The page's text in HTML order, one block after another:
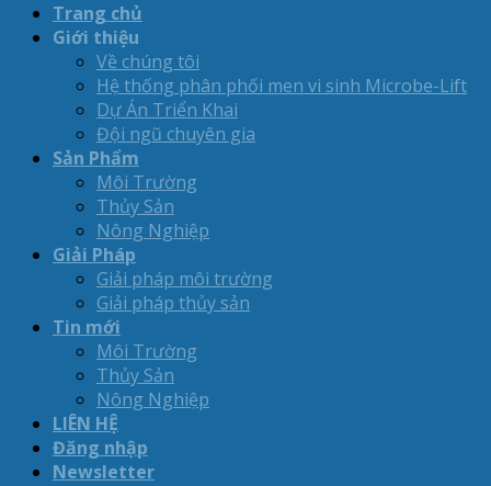
Trang chủ
Giới thiệu
Về chúng tôi
Hệ thống phân phối men vi sinh Microbe-Lift
Dự Án Triển Khai
Đội ngũ chuyên gia
Sản Phẩm
Môi Trường
Thủy Sản
Nông Nghiệp
Giải Pháp
Giải pháp môi trường
Giải pháp thủy sản
Tin mới
Môi Trường
Thủy Sản
Nông Nghiệp
LIÊN HỆ
Đăng nhập
Newsletter